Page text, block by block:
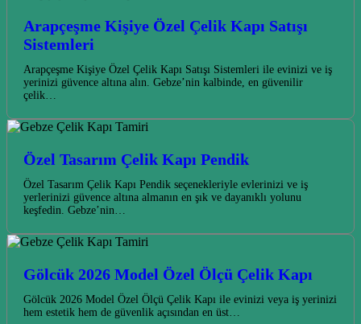
Arapçeşme Kişiye Özel Çelik Kapı Satışı
Sistemleri
Arapçeşme Kişiye Özel Çelik Kapı Satışı Sistemleri ile evinizi ve iş
yerinizi güvence altına alın. Gebze’nin kalbinde, en güvenilir
çelik…
Özel Tasarım Çelik Kapı Pendik
Özel Tasarım Çelik Kapı Pendik seçenekleriyle evlerinizi ve iş
yerlerinizi güvence altına almanın en şık ve dayanıklı yolunu
keşfedin. Gebze’nin…
Gölcük 2026 Model Özel Ölçü Çelik Kapı
Gölcük 2026 Model Özel Ölçü Çelik Kapı ile evinizi veya iş yerinizi
hem estetik hem de güvenlik açısından en üst…